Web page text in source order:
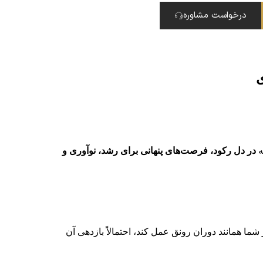
درخواست مشاوره
در دل رکود، فرصت‌های پنهانی برای رشد، نوآوری و
همانند دوران رونق عمل کند، احتمالاً بازدهی آن